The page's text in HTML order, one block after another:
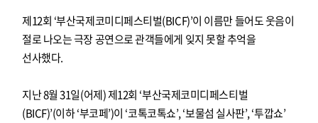
제12회 ‘부산국제코미디페스티벌(BICF)’이 이름만 들어도 웃음이
절로 나오는 극장 공연으로 관객들에게 잊지 못할 추억을
선사했다.
지난 8월 31일(어제) 제12회 ‘부산국제코미디페스티벌
(BICF)’(이하 ‘부코페’)이 ‘코톡코톡쇼’, ‘보물섬 실사판’, ‘투깝쇼’